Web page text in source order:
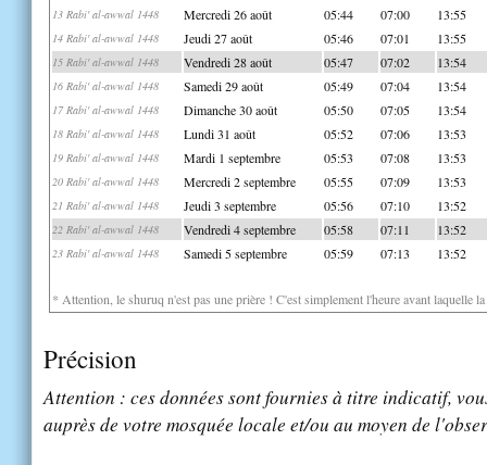
13 Rabi' al-awwal 1448 Mercredi 26 août 05:44 07:00 13:55
14 Rabi' al-awwal 1448 Jeudi 27 août 05:46 07:01 13:55
15 Rabi' al-awwal 1448 Vendredi 28 août 05:47 07:02 13:54
16 Rabi' al-awwal 1448 Samedi 29 août 05:49 07:04 13:54
17 Rabi' al-awwal 1448 Dimanche 30 août 05:50 07:05 13:54
18 Rabi' al-awwal 1448 Lundi 31 août 05:52 07:06 13:53
19 Rabi' al-awwal 1448 Mardi 1 septembre 05:53 07:08 13:53
20 Rabi' al-awwal 1448 Mercredi 2 septembre 05:55 07:09 13:53
21 Rabi' al-awwal 1448 Jeudi 3 septembre 05:56 07:10 13:52
22 Rabi' al-awwal 1448 Vendredi 4 septembre 05:58 07:11 13:52
23 Rabi' al-awwal 1448 Samedi 5 septembre 05:59 07:13 13:52
* Attention, le shuruq n'est pas une prière ! C'est simplement l'heure avant laquelle
Précision
Attention : ces données sont fournies à titre indicatif,
auprès de votre mosquée locale et/ou au moyen de